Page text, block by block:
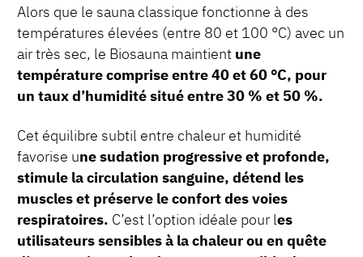
Alors que le sauna classique fonctionne à des
températures élevées (entre 80 et 100 °C) avec un
air très sec, le Biosauna maintient une
température comprise entre 40 et 60 °C, pour
un taux d’humidité situé entre 30 % et 50 %.
Cet équilibre subtil entre chaleur et humidité
favorise une sudation progressive et profonde,
stimule la circulation sanguine, détend les
muscles et préserve le confort des voies
respiratoires. C’est l’option idéale pour les
utilisateurs sensibles à la chaleur ou en quête